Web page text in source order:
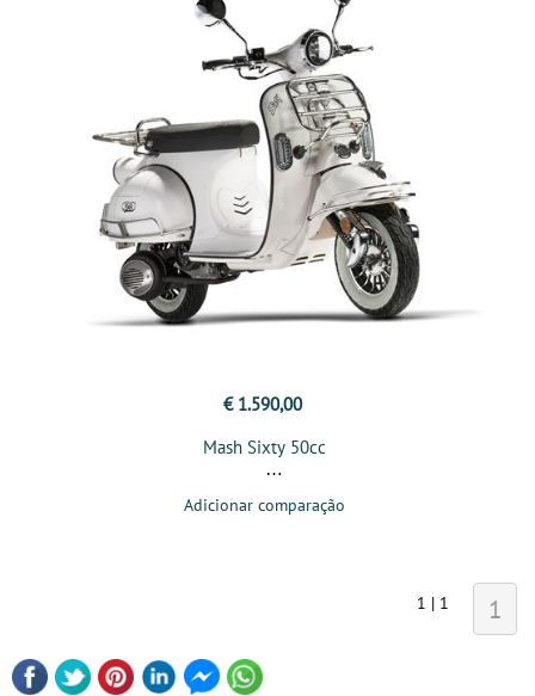
€ 1.590,00
Mash Sixty 50cc
Adicionar comparação
1 | 1 1